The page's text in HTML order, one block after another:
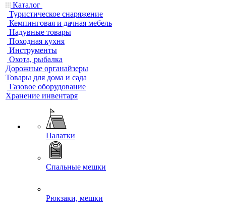
Каталог
Туристическое снаряжение
Кемпинговая и дачная мебель
Надувные товары
Походная кухня
Инструменты
Охота, рыбалка
Дорожные органайзеры
Товары для дома и сада
Газовое оборудование
Хранение инвентаря
Палатки
Спальные мешки
Рюкзаки, мешки